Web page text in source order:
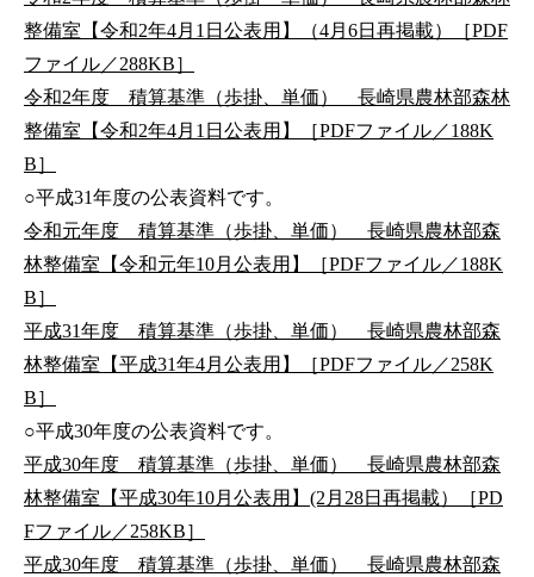
整備室【令和2年4月1日公表用】（4月6日再掲載）［PDF
ファイル／288KB］
令和2年度 積算基準（歩掛、単価） 長崎県農林部森林
整備室【令和2年4月1日公表用】［PDFファイル／188K
B］
○平成31年度の公表資料です。
令和元年度 積算基準（歩掛、単価） 長崎県農林部森
林整備室【令和元年10月公表用】［PDFファイル／188K
B］
平成31年度 積算基準（歩掛、単価） 長崎県農林部森
林整備室【平成31年4月公表用】［PDFファイル／258K
B］
○平成30年度の公表資料です。
平成30年度 積算基準（歩掛、単価） 長崎県農林部森
林整備室【平成30年10月公表用】(2月28日再掲載）［PD
Fファイル／258KB］
平成30年度 積算基準（歩掛、単価） 長崎県農林部森